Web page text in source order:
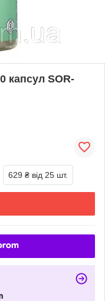
капсул SOR-
629 ₴ від 25 шт.